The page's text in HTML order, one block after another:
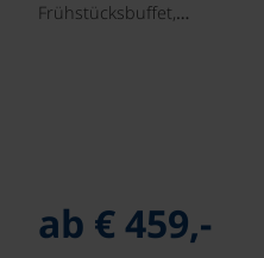
Frühstücksbuffet,…
ab € 459,-